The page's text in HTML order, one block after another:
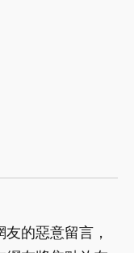
的惡意留言，